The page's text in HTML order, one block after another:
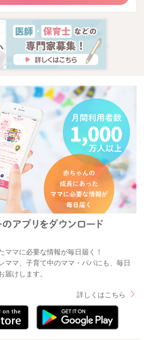
ママに必要な情報が毎日届く！
ママ、子育て中のママ・パパにも、毎日
届けします。
詳しくはこちら